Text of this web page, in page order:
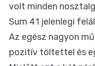
volt minden
Sum 41 jelenlegi
Az egész nagyon
pozitív töltettel és